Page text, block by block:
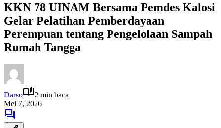
KKN 78 UINAM Bersama Pemdes Kalosi
Gelar Pelatihan Pemberdayaan
Perempuan tentang Pengelolaan Sampah
Rumah Tangga
Darso
2 min baca
Mei 7, 2026